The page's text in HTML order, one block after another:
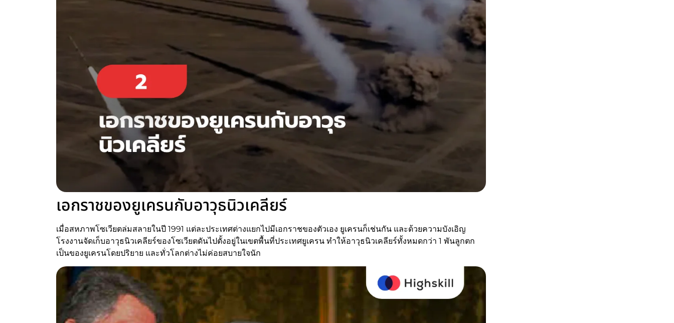
เอกราชของยูเครนกับอาวุธนิวเคลียร์
เมื่อสหภาพโซเวียตล่มสลายในปี 1991 แต่ละประเทศต่างแยกไปมีเอกราชของตัวเอง ยูเครนก็เช่นกัน และด้วยความบังเอิญ
โรงงานจัดเก็บอาวุธนิวเคลียร์ของโซเวียตดันไปตั้งอยู่ในเขตพื้นที่ประเทศยูเครน ทำให้อาวุธนิวเคลียร์ทั้งหมดกว่า 1 พันลูกตก
เป็นของยูเครนโดยปริยาย และทั่วโลกต่างไม่ค่อยสบายใจนัก